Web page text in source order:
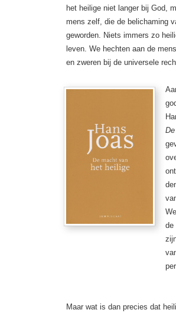
het heilige niet langer bij God,
mens zelf, die de belichaming
geworden. Niets immers zo
leven. We hechten aan de
en zweren bij de universele
de
Maar wat is dan precies dat